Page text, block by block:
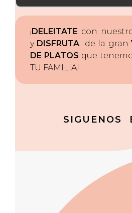
¡DELEITATE con
y DISFRUTA de la gran
DE PLATOS que
TU FAMILIA!
SIGUENOS